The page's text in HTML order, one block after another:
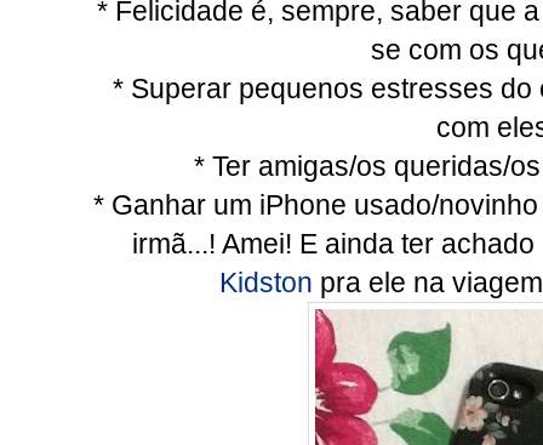
* Felicidade é, sempre, saber que
se com os
* Superar pequenos estresses
com
* Ter amigas/os queridas/
* Ganhar um iPhone usado/
irmã...! Amei! E ainda ter
Kidston pra ele na